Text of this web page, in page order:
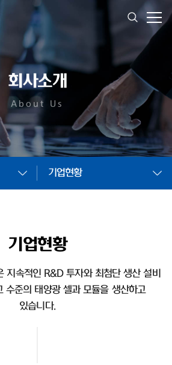
회사소개
About Us
기업현황
기업현황
지속적인 R&D 투자와 최첨단 생산 설비
수준의 태양광 셀과 모듈을 생산하고
있습니다.